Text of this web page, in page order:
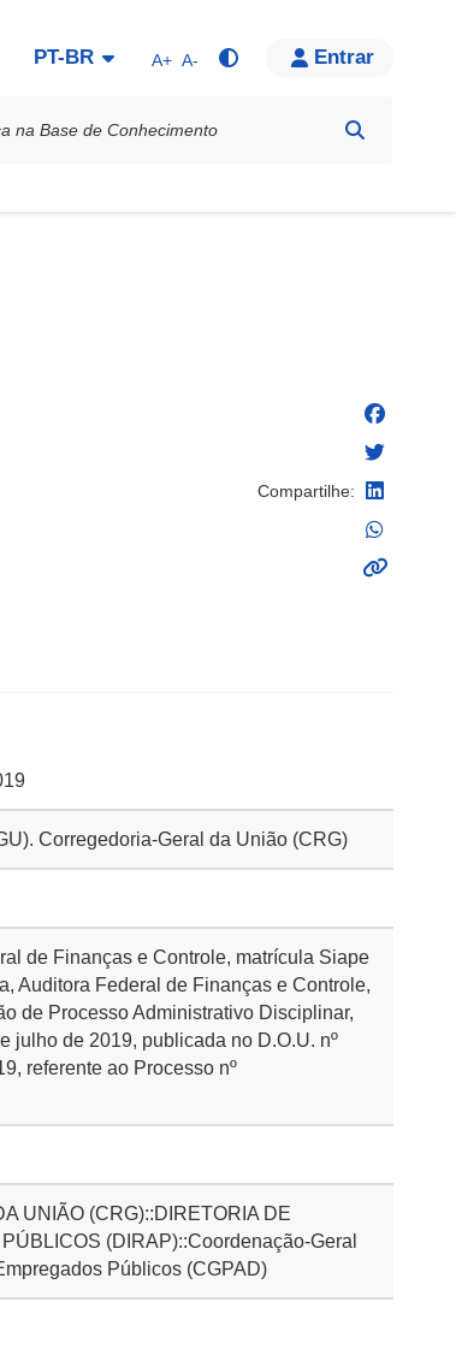
PT-BR A+ A- Entrar
Compartilhe:
Corregedoria-Geral da União (CRG)
de Finanças e Controle, matrícula Siape
Auditora Federal de Finanças e Controle,
de Processo Administrativo Disciplinar,
julho de 2019, publicada no D.O.U. nº
referente ao Processo nº
UNIÃO (CRG)::DIRETORIA DE
(DIRAP)::Coordenação-Geral
Públicos (CGPAD)